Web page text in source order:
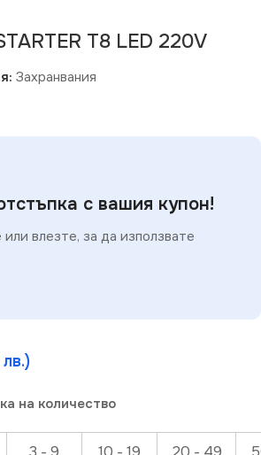
T8 LED 220V
Захранвания
с вашия купон!
влезте, за да използвате
на количество